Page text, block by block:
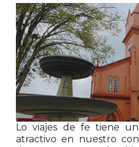
Lo viajes de fe tiene
atractivo en nuestro